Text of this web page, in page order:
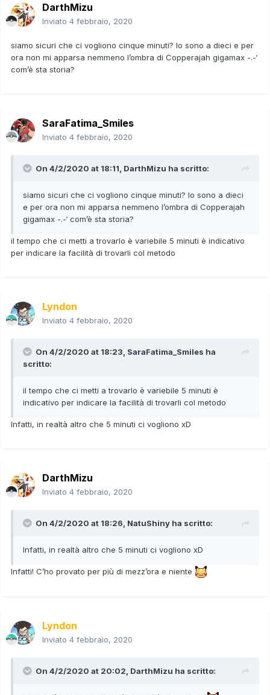
DarthMizu
Inviato 4 febbraio, 2020
siamo sicuri che ci vogliono cinque minuti? Io sono a dieci e per
ora non mi apparsa nemmeno l’ombra di Copperajah gigamax -.-‘
com’è sta storia?
SaraFatima_Smiles
Inviato 4 febbraio, 2020
On 4/2/2020 at 18:11, DarthMizu ha scritto:
siamo sicuri che ci vogliono cinque minuti? Io sono a dieci
e per ora non mi apparsa nemmeno l’ombra di Copperajah
gigamax -.-‘ com’è sta storia?
il tempo che ci metti a trovarlo è variebile 5 minuti è indicativo
per indicare la facilità di trovarli col metodo
Lyndon
Inviato 4 febbraio, 2020
On 4/2/2020 at 18:23, SaraFatima_Smiles ha
scritto:
il tempo che ci metti a trovarlo è variebile 5 minuti è
indicativo per indicare la facilità di trovarli col metodo
Infatti, in realtà altro che 5 minuti ci vogliono xD
DarthMizu
Inviato 4 febbraio, 2020
On 4/2/2020 at 18:26, NatuShiny ha scritto:
Infatti, in realtà altro che 5 minuti ci vogliono xD
Infatti! C’ho provato per più di mezz’ora e niente
Lyndon
Inviato 4 febbraio, 2020
On 4/2/2020 at 20:02, DarthMizu ha scritto: